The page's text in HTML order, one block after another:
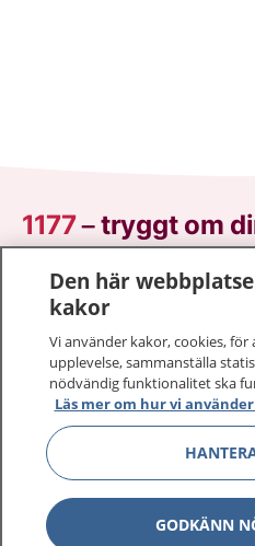
1177–tryggt om
På 1177.se får du råd om
sjukdomar och vilka
vårdärenden. Ring
sjukvårdsrådgivning dygnet
1177 ger dig råd när du vill
Den här
kakor
Vi använder kakor, cookies,
upplevelse, sammanställa
nödvändig funktionalitet ska
Läs mer om hur vi
GODKÄNN